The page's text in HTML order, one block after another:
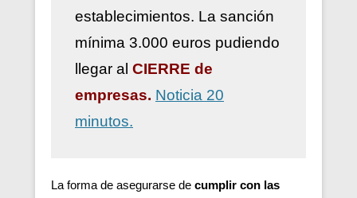
establecimientos. La sanción
mínima 3.000 euros pudiendo
llegar al CIERRE de
empresas. Noticia 20
minutos.
La forma de asegurarse de cumplir con las